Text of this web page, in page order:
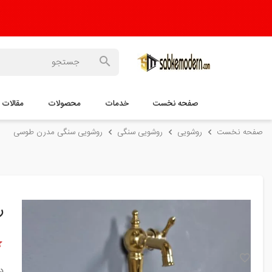
صفحه نخست خدمات محصولات مقالات
صفحه نخست روشویی روشویی سنگی روشویی سنگی مدرن طوسی